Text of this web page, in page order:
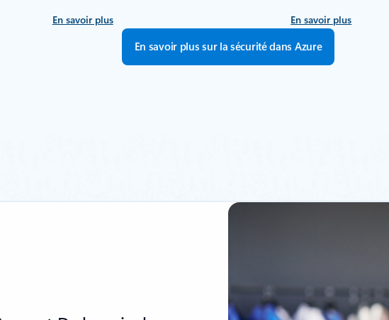
En savoir plus En savoir plus
En savoir plus sur la sécurité dans Azure